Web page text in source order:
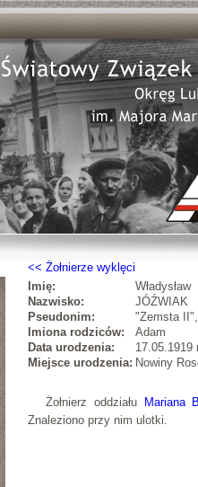
Żołnierze wyklęci
Imię:
Władysław
Nazwisko:
JÓŹWIAK
Pseudonim:
"Zemsta
Imiona rodziców:
Adam
Data urodzenia:
17.05.1919
Miejsce urodzenia: Nowiny
Żołnierz oddziału
Mariana
Znaleziono przy nim ulotki.